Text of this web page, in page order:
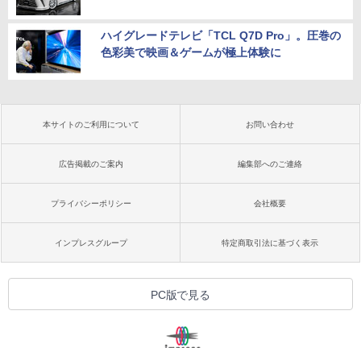
ハイグレードテレビ「TCL Q7D Pro」。圧巻の
色彩美で映画＆ゲームが極上体験に
本サイトのご利用について お問い合わせ
広告掲載のご案内 編集部へのご連絡
プライバシーポリシー 会社概要
インプレスグループ 特定商取引法に基づく表示
PC版で見る